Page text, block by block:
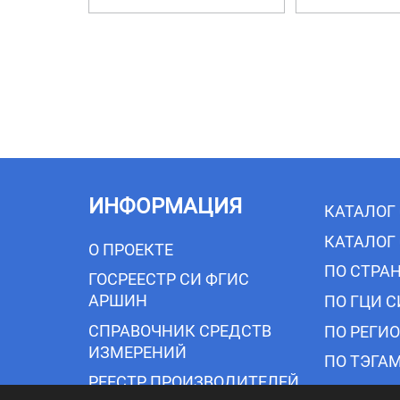
Маркировка взрывозащиты для
Нанесение знака поверки на датчики
Пломбирование датчиков не
Место нанесения заводского номера
Не взрывозащищённое исполнение
Рисунок 1 - Общий вид датчиков с
Технические характеристики
ИНФОРМАЦИЯ
О ПРОЕКТЕ
ГОСРЕЕСТР СИ ФГИС
АРШИН
СПРАВОЧНИК СРЕДСТВ
ИЗМЕРЕНИЙ
РЕЕСТР ПРОИЗВОДИТЕЛЕЙ
КАТАЛОГ
ПО
ПО ГЦИ
ПО
ПО
ПО